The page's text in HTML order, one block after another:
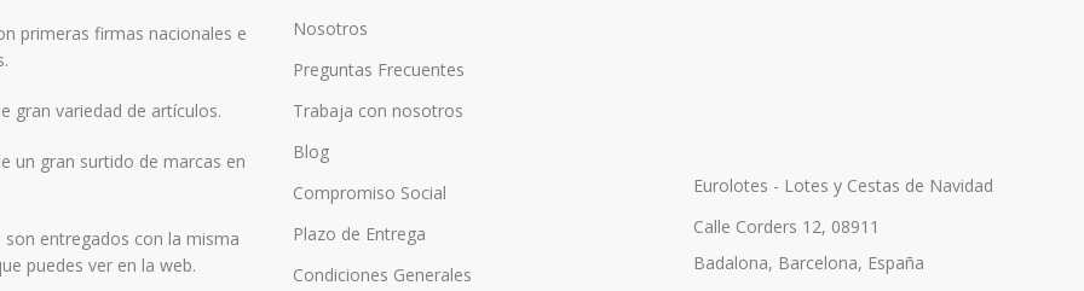
primeras firmas nacionales e
gran variedad de artículos.
un gran surtido de marcas en
son entregados con la misma
puedes ver en la web.
Nosotros
Preguntas Frecuentes
Trabaja con nosotros
Blog
Compromiso Social
Plazo de Entrega
Condiciones Generales
Eurolotes - Lotes y Cestas de Navidad
Calle Corders 12, 08911
Badalona, Barcelona, España